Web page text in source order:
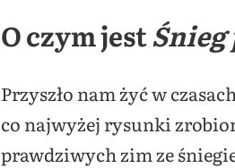
O czym jest
Przyszło nam żyć w
co najwyżej rysunki
prawdziwych zim ze